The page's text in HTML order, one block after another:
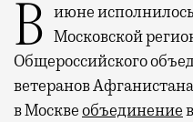
В июне исполнилось 20 лет с момента создания Московской
Общероссийского
ветеранов
в Москвеобъединение